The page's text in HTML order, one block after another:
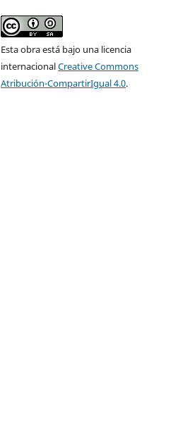
Esta obra está bajo una licencia
internacionalCreative Commons
Atribución-CompartirIgual 4.0.